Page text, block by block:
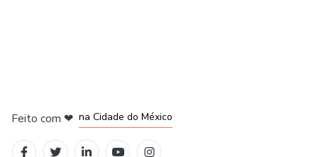
Feito com ❤ na Cidade do México